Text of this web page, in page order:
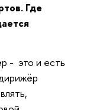
Где
- это и есть